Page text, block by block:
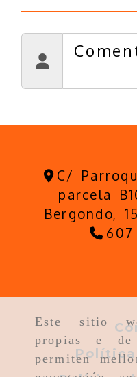
Este sitio
propias e
permiten
C/
parcela
Bergondo,